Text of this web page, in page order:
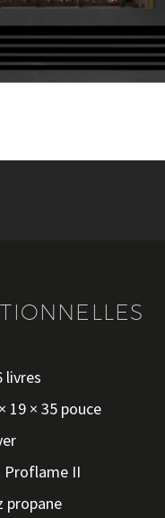
livres
19 × 35 pouce
Proflame II
propane